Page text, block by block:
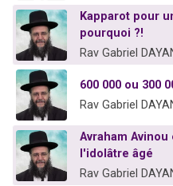
Kapparot pour
pourquoi ?!
Rav Gabriel
600 000 ou 300
Rav Gabriel
Avraham
l'idolâtre âgé
Rav Gabriel